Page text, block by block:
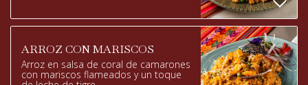
ARROZ CON MARISCOS
Arroz en salsa de coral de camarones
con mariscos flameados y un toque